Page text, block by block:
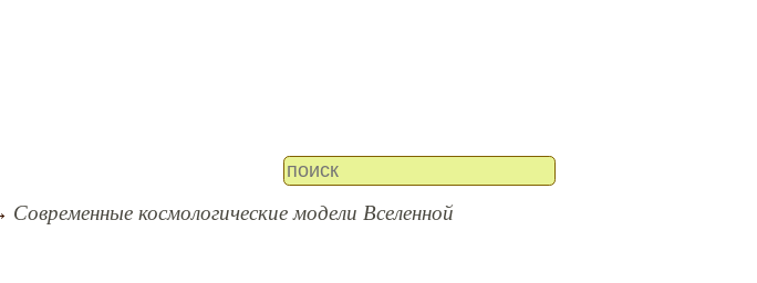
Современные космологические модели Вселенной